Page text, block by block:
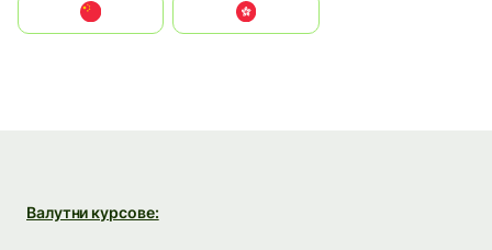
中國香港特別行政區
Валутни курсове: